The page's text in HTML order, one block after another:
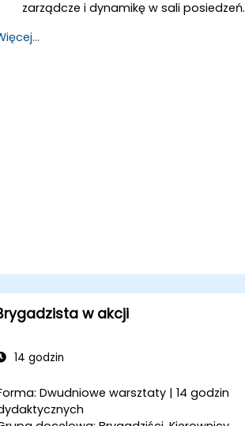
zarządcze i dynamikę w sali posiedzeń.
podejmowania decyzji i zarządzania
w akcji
14 godzin
Dwudniowe warsztaty | 14 godzin